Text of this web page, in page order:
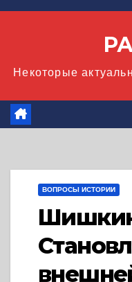
Перейти
Некоторые
ВОПРОСЫ ИСТОРИИ